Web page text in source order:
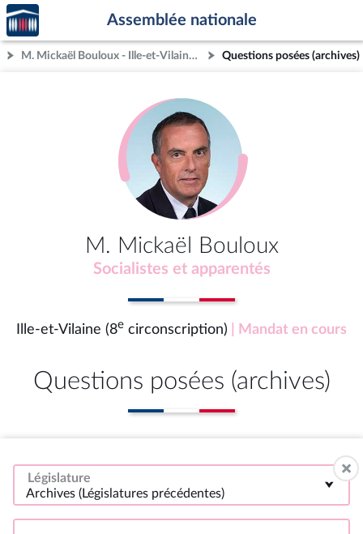
Aller au contenu
Aller en bas de la page
Accèder
à la
page
d'accueil
Assemblée nationale
M. Mickaël Bouloux - Ille-et-Vilaine (8e circonscription) Questions posées (archives)
M. Mickaël Bouloux
Socialistes et apparentés
Ille-et-Vilaine (8e circonscription) | Mandat en cours
Questions posées (archives)
Législature
Archives (Législatures précédentes)